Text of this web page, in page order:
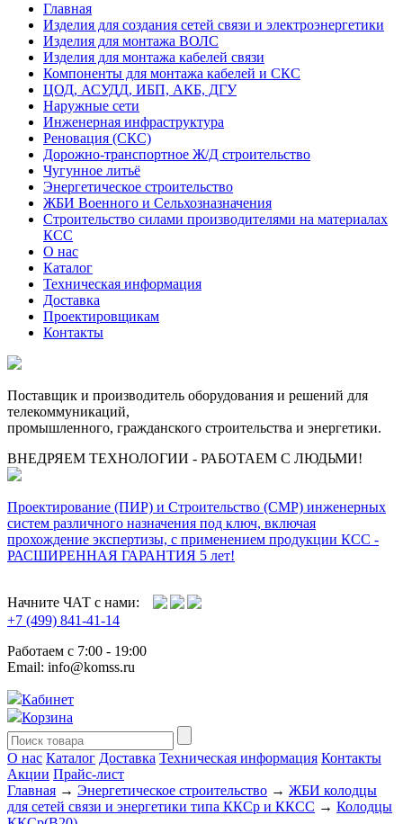
Главная
Изделия для создания сетей связи и электроэнергетики
Изделия для монтажа ВОЛС
Изделия для монтажа кабелей связи
Компоненты для монтажа кабелей и СКС
ЦОД, АСУДД, ИБП, АКБ, ДГУ
Наружные сети
Инженерная инфраструктура
Реновация (СКС)
Дорожно-транспортное Ж/Д строительство
Чугунное литьё
Энергетическое строительство
ЖБИ Военного и Сельхозназначения
Строительство силами производителями на материалах
КСС
О нас
Каталог
Техническая информация
Доставка
Проектировщикам
Контакты
Поставщик и производитель оборудования и решений для
телекоммуникаций,
промышленного, гражданского строительства и энергетики.
ВНЕДРЯЕМ ТЕХНОЛОГИИ - РАБОТАЕМ С ЛЮДЬМИ!
Проектирование (ПИР) и Cтроительство (СМР) инженерных
систем различного назначения под ключ, включая
прохождение экспертизы, с применением продукции КСС -
РАСШИРЕННАЯ ГАРАНТИЯ 5 лет!
Начните ЧАТ с нами:
+7 (499) 841-41-14
Работаем с 7:00 - 19:00
Email: info@komss.ru
Кабинет
Корзина
О нас Каталог Доставка Техническая информация Контакты
Акции Прайс-лист
Главная → Энергетическое строительство → ЖБИ колодцы
для сетей связи и энергетики типа ККСр и ККСС → Колодцы